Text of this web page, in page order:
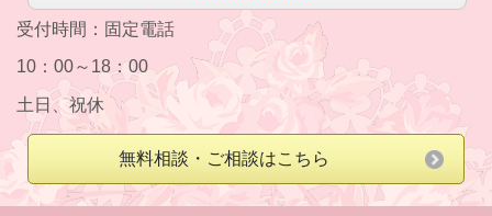
受付時間： 固定電話
10：00～18：00
土日、祝休
無料相談・ご相談はこちら